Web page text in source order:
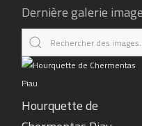
Dernière galerie
Hourquette de